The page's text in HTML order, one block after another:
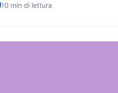
10 min di lettura